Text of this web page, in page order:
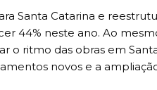
Santa Catarina e
44% neste ano. Ao
o ritmo das obras em
novos e a